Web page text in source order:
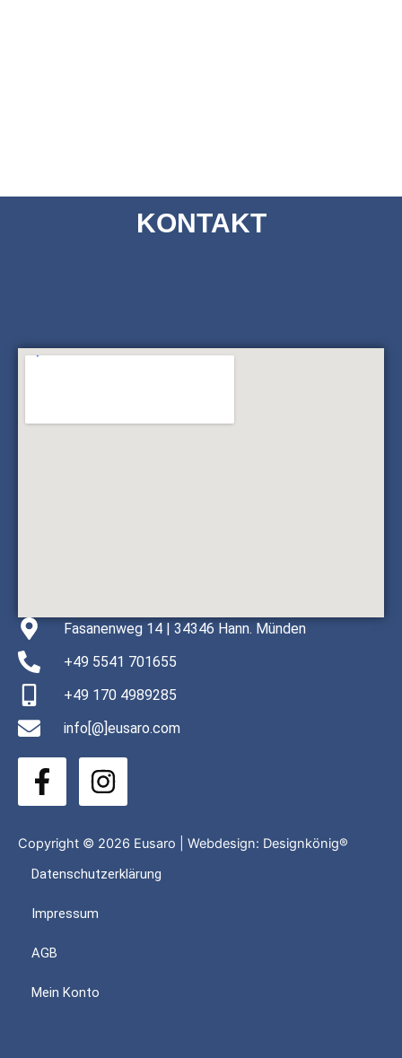
KONTAKT
Fasanenweg 14 | 34346 Hann. Münden
+49 5541 701655
+49 170 4989285
info[@]eusaro.com
F
a
e
b
o
o
k
-
I
n
t
a
Copyright © 2026 Eusaro | Webdesign: Designkönig®
Datenschutzerklärung
Impressum
AGB
Mein Konto